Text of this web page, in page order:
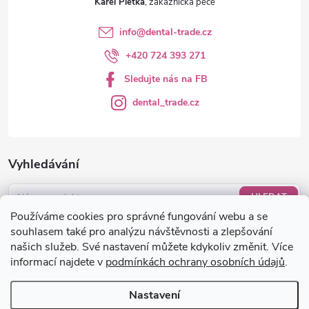
Používáme cookies pro správné fungování webu a se
souhlasem také pro analýzu návštěvnosti a zlepšování
našich služeb. Své nastavení můžete kdykoliv změnit. Více
informací najdete v podmínkách ochrany osobních údajů.
Nastavení
Vyhledávání
HLEDAT
Nákupní košík
0KS /0 KČ
info@dental-trade.cz
+420 724 393 271
Sledujte nás na FB
dental_trade.cz